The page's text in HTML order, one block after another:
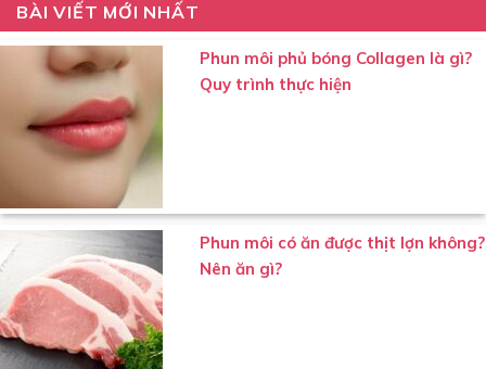
BÀI VIẾT MỚI NHẤT
Phun môi phủ bóng Collagen là gì?
Quy trình thực hiện
Phun môi có ăn được thịt lợn không?
Nên ăn gì?